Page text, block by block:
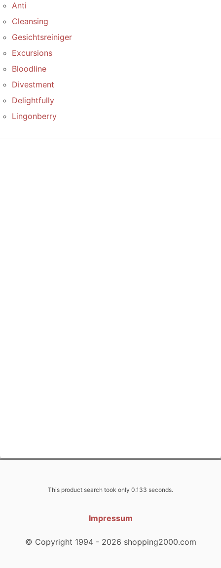
Anti
Cleansing
Gesichtsreiniger
Excursions
Bloodline
Divestment
Delightfully
Lingonberry
This product search took only 0.133 seconds.
Impressum
© Copyright 1994 - 2026 shopping2000.com